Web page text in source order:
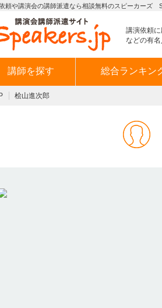
頼や講演会の講師派遣なら相談無料のスピーカーズ
講演依頼
などの有
講師を探す 総合ランキン
桧山進次郎